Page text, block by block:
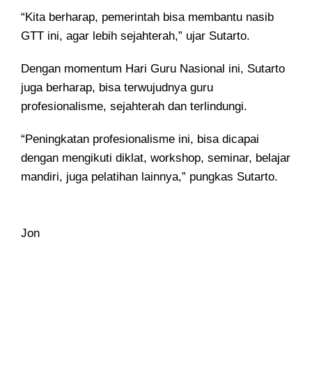
“Kita berharap, pemerintah bisa membantu nasib
GTT ini, agar lebih sejahterah,” ujar Sutarto.
Dengan momentum Hari Guru Nasional ini, Sutarto
juga berharap, bisa terwujudnya guru
profesionalisme, sejahterah dan terlindungi.
“Peningkatan profesionalisme ini, bisa dicapai
dengan mengikuti diklat, workshop, seminar, belajar
mandiri, juga pelatihan lainnya,” pungkas Sutarto.
Jon